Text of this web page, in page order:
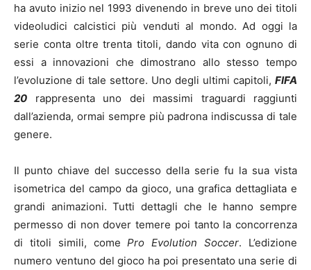
ha avuto inizio nel 1993 divenendo in breve uno dei titoli
videoludici calcistici più venduti al mondo. Ad oggi la
serie conta oltre trenta titoli, dando vita con ognuno di
essi a innovazioni che dimostrano allo stesso tempo
l’evoluzione di tale settore. Uno degli ultimi capitoli, FIFA
20 rappresenta uno dei massimi traguardi raggiunti
dall’azienda, ormai sempre più padrona indiscussa di tale
genere.
Il punto chiave del successo della serie fu la sua vista
isometrica del campo da gioco, una grafica dettagliata e
grandi animazioni. Tutti dettagli che le hanno sempre
permesso di non dover temere poi tanto la concorrenza
di titoli simili, comePro Evolution Soccer. L’edizione
numero ventuno del gioco ha poi presentato una serie di